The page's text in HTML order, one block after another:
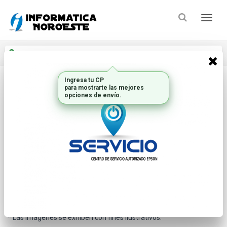
Componentes Oem_2 Gabinetes Barebones
* Las imágenes se exhiben con fines ilustrativos.
Ingresa tu CP
para mostrarte las mejores
opciones de envío.